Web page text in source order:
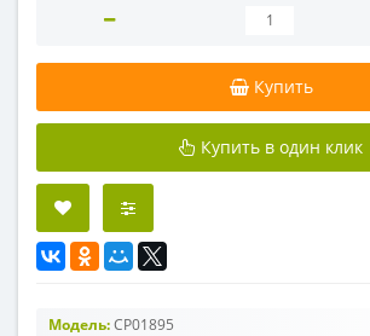
Купить
Купить в один клик
Модель:CP01895